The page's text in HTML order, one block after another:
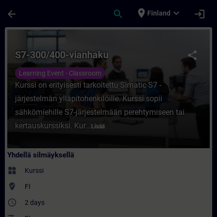
arrow_back search place Finland expand_more login
Kurssi - S7-300/400-vianhaku - Koulutus
share
S7-300/400-vianhaku
Learning Event - Classroom
Kurssi on erityisesti tarkoitettu Simatic S7 -
järjestelmän ylläpitohenkilöille. Kurssi sopii
sähkömiehille S7-järjestelmään perehtymiseen tai
kertauskurssiksi. Kur... Lisää
Yhdellä silmäyksellä
widgets Kurssi
where_to_vote FI
access_time 2 days